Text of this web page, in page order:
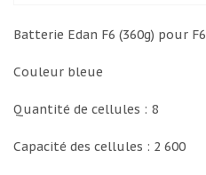
Batterie Edan F6 (360g) pour F6
Couleur bleue
Quantité de cellules : 8
Capacité des cellules : 2 600